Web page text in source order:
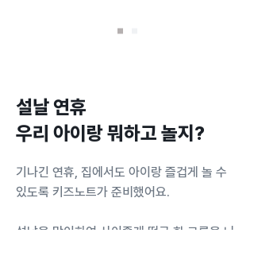
설날 연휴
우리 아이랑 뭐하고 놀지?
기나긴 연휴, 집에서도 아이랑 즐겁게 놀 수
있도록 키즈노트가 준비했어요.
설날을 맞이하여 사이좋게 떡국 한 그릇을 나